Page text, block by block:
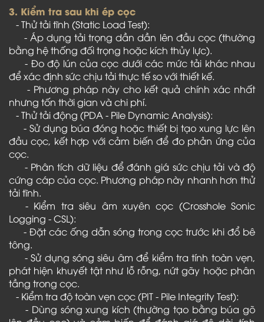
3. Kiểm tra sau khi ép cọc
- Thử tải tĩnh (Static Load Test):
- Áp dụng tải trọng dần dần lên đầu cọc (thường
bằng hệ thống đối trọng hoặc kích thủy lực).
- Đo độ lún của cọc dưới các mức tải khác nhau
để xác định sức chịu tải thực tế so với thiết kế.
- Phương pháp này cho kết quả chính xác nhất
nhưng tốn thời gian và chi phí.
- Thử tải động (PDA - Pile Dynamic Analysis):
- Sử dụng búa đóng hoặc thiết bị tạo xung lực lên
đầu cọc, kết hợp với cảm biến để đo phản ứng của
cọc.
- Phân tích dữ liệu để đánh giá sức chịu tải và độ
cứng cáp của cọc. Phương pháp này nhanh hơn thử
tải tĩnh.
- Kiểm tra siêu âm xuyên cọc (Crosshole Sonic
Logging - CSL):
- Đặt các ống dẫn sóng trong cọc trước khi đổ bê
tông.
- Sử dụng sóng siêu âm để kiểm tra tính toàn vẹn,
phát hiện khuyết tật như lỗ rỗng, nứt gãy hoặc phân
tầng trong cọc.
- Kiểm tra độ toàn vẹn cọc (PIT - Pile Integrity Test):
- Dùng sóng xung kích (thường tạo bằng búa gõ